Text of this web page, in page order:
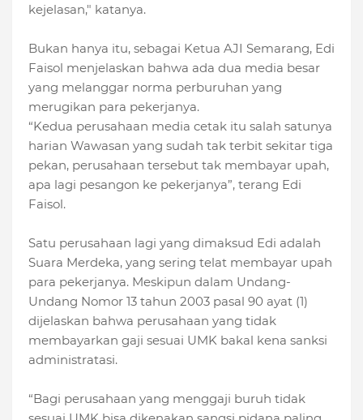
kejelasan," katanya.
Bukan hanya itu, sebagai Ketua AJI Semarang, Edi
Faisol menjelaskan bahwa ada dua media besar
yang melanggar norma perburuhan yang
merugikan para pekerjanya.
“Kedua perusahaan media cetak itu salah satunya
harian Wawasan yang sudah tak terbit sekitar tiga
pekan, perusahaan tersebut tak membayar upah,
apa lagi pesangon ke pekerjanya”, terang Edi
Faisol.
Satu perusahaan lagi yang dimaksud Edi adalah
Suara Merdeka, yang sering telat membayar upah
para pekerjanya. Meskipun dalam Undang-
Undang Nomor 13 tahun 2003 pasal 90 ayat (1)
dijelaskan bahwa perusahaan yang tidak
membayarkan gaji sesuai UMK bakal kena sanksi
administratasi.
“Bagi perusahaan yang menggaji buruh tidak